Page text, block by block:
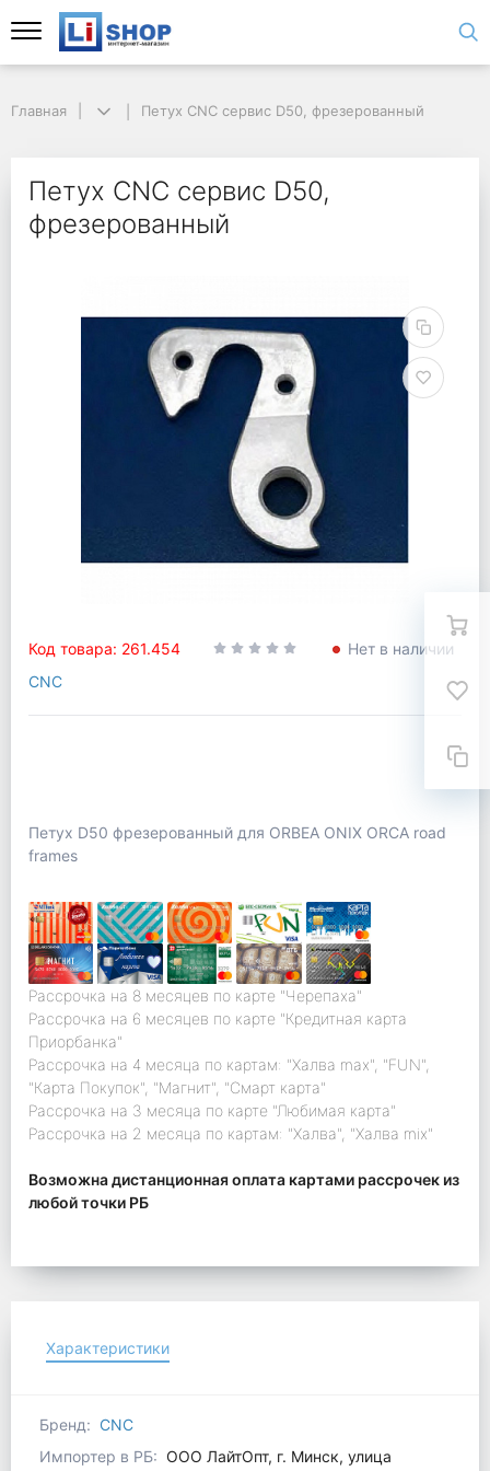
Главная Петух CNC сервис D50, фрезерованный
Петух CNC сервис D50,
фрезерованный
Код товара: 261.454
Нет в наличии
CNC
Петух D50 фрезерованный для ORBEA ONIX ORCA road
frames
Рассрочка на 8 месяцев по карте "Черепаха"
Рассрочка на 6 месяцев по карте "Кредитная карта
Приорбанка"
Рассрочка на 4 месяца по картам: "Халва max", "FUN",
"Карта Покупок", "Магнит", "Смарт карта"
Рассрочка на 3 месяца по карте "Любимая карта"
Рассрочка на 2 месяца по картам: "Халва", "Халва mix"
Возможна дистанционная оплата картами рассрочек из
любой точки РБ
Характеристики
Бренд: CNC
Импортер в РБ: ООО ЛайтОпт, г. Минск, улица